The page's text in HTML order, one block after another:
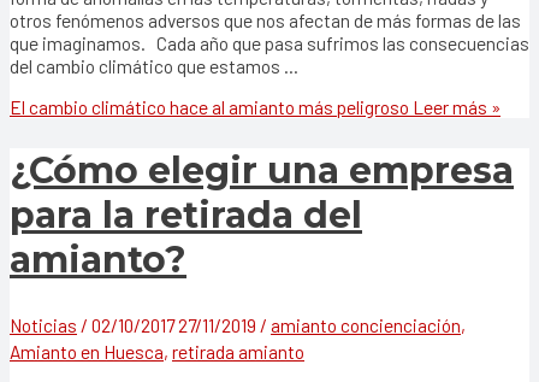
otros fenómenos adversos que nos afectan de más formas de las
que imaginamos. Cada año que pasa sufrimos las consecuencias
del cambio climático que estamos …
El cambio climático hace al amianto más peligroso Leer más »
¿Cómo elegir una empresa
para la retirada del
amianto?
Noticias / 02/10/201727/11/2019 / amianto concienciación,
Amianto en Huesca, retirada amianto